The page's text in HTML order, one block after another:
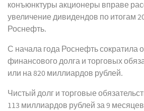
конъюнктуры акционеры вправе
увеличение дивидендов по итогам
Роснефть.
С начала года Роснефть сократила
финансового долга и торговых
или на 820 миллиардов рублей.
Чистый долг и торговые
113 миллиардов рублей за 9 месяцев